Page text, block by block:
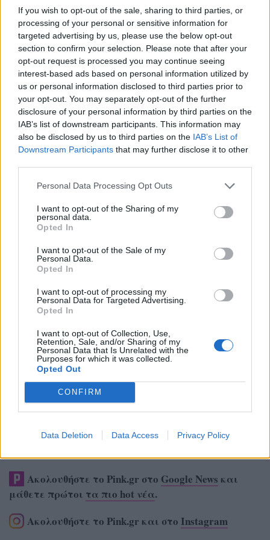
If you wish to opt-out of the sale, sharing to third parties, or
processing of your personal or sensitive information for
targeted advertising by us, please use the below opt-out
section to confirm your selection. Please note that after your
opt-out request is processed you may continue seeing
interest-based ads based on personal information utilized by
us or personal information disclosed to third parties prior to
your opt-out. You may separately opt-out of the further
disclosure of your personal information by third parties on the
IAB’s list of downstream participants. This information may
also be disclosed by us to third parties on the IAB’s List of
Downstream Participants that may further disclose it to other
Personal Data Processing Opt Outs
I want to opt-out of the Sharing of my
personal data.
Opted In
I want to opt-out of the Sale of my
Personal Data.
Opted In
I want to opt-out of processing my
Personal Data for Targeted Advertising.
Opted In
I want to opt-out of Collection, Use,
Retention, Sale, and/or Sharing of my
Personal Data that Is Unrelated with the
Purposes for which it was collected.
Opted Out
CONFIRM
Data Deletion Data Access Privacy Policy
συνεργεία κάμερας στο δρόμο να βιντεοσκοπούν
την μπροστινή μου πύλη για τις πρωινές ειδήσεις,
ιδιαίτερα επειδή η ιστορία δεν είναι αληθινή. Ο
Aaron ήταν φίλος του Τύπου και πάντα αφιέρωσε
χρόνο για να μιλήσει ανοιχτά μαζί τους και ήταν
πολύ συνεργάσιμος. Ο Aaron δεν άξιζε να
αμαυρωθεί η κληρονομιά του από αυτές και τις
άλλες ανακριβείς πληροφορίες που αναφέρθηκαν
τις τελευταίες δύο εβδομάδες".
ΔΙΑΦΗΜΙΣΗ
Ακολουθήστε το Pink.gr στο Google News και
μάθετε πρώτοι τα πιο hot νέα.
Ακολουθήστε το Pink.gr και στο Instagram